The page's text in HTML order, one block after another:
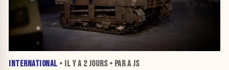
INTERNATIONAL • IL Y A 2 JOURS• PAR A JS